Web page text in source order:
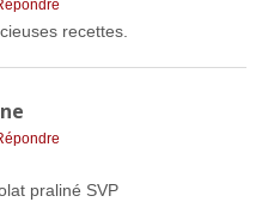
recettes.
praliné SVP